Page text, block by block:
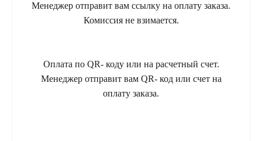
Менеджер отправит вам ссылку на оплату заказа.
Комиссия не взимается.
Оплата по QR- коду или на расчетный счет.
Менеджер отправит вам QR- код или счет на
оплату заказа.